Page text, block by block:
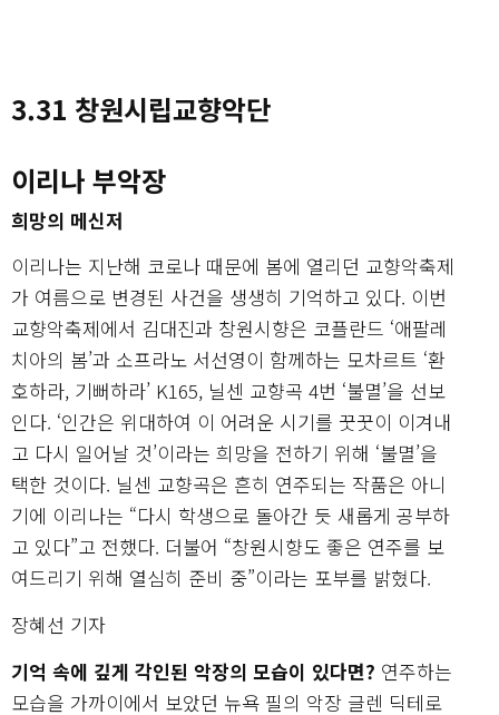
3.31 창원시립교향악단
이리나 부악장
희망의 메신저
이리나는 지난해 코로나 때문에 봄에 열리던 교향악축제
가 여름으로 변경된 사건을 생생히 기억하고 있다. 이번
교향악축제에서 김대진과 창원시향은 코플란드 ‘애팔레
치아의 봄’과 소프라노 서선영이 함께하는 모차르트 ‘환
호하라, 기뻐하라’ K165, 닐센 교향곡 4번 ‘불멸’을 선보
인다. ‘인간은 위대하여 이 어려운 시기를 꿋꿋이 이겨내
고 다시 일어날 것’이라는 희망을 전하기 위해 ‘불멸’을
택한 것이다. 닐센 교향곡은 흔히 연주되는 작품은 아니
기에 이리나는 “다시 학생으로 돌아간 듯 새롭게 공부하
고 있다”고 전했다. 더불어 “창원시향도 좋은 연주를 보
여드리기 위해 열심히 준비 중”이라는 포부를 밝혔다.
장혜선 기자
기억 속에 깊게 각인된 악장의 모습이 있다면? 연주하는
모습을 가까이에서 보았던 뉴욕 필의 악장 글렌 딕테로